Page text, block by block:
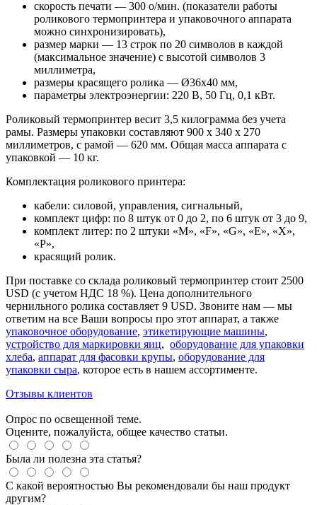
скорость печати — 300 о/мин. (показатели работы
роликового термопринтера и упаковочного аппарата
можно синхронизировать),
размер марки — 13 строк по 20 символов в каждой
(максимальное значение) с высотой символов 3
миллиметра,
размеры красящего ролика — Ø36х40 мм,
параметры электроэнергии: 220 В, 50 Гц, 0,1 кВт.
Роликовый термопринтер весит 3,5 килограмма без учета
рамы. Размеры упаковки составляют 900 х 340 х 270
миллиметров, с рамой — 620 мм. Общая масса аппарата с
упаковкой — 10 кг.
Комплектация роликового принтера:
кабели: силовой, управления, сигнальный,
комплект цифр: по 8 штук от 0 до 2, по 6 штук от 3 до 9,
комплект литер: по 2 штуки «M», «F», «G», «E», «X»,
«P»,
красящий ролик.
При поставке со склада роликовый термопринтер стоит 2500
USD (с учетом НДС 18 %). Цена дополнительного
чернильного ролика составляет 9 USD. Звоните нам — мы
ответим на все Ваши вопросы про этот аппарат, а также
упаковочное оборудование, этикетирующие машины,
устройство для маркировки яиц, оборудование для упаковки
хлеба, аппарат для фасовки крупы, оборудование для
упаковки сыра, которое есть в нашем ассортименте.
Отзывы клиентов
Опрос по освещенной теме.
Оцените, пожалуйста, общее качество статьи.
Была ли полезна эта статья?
С какой вероятностью Вы рекомендовали бы наш продукт
другим?